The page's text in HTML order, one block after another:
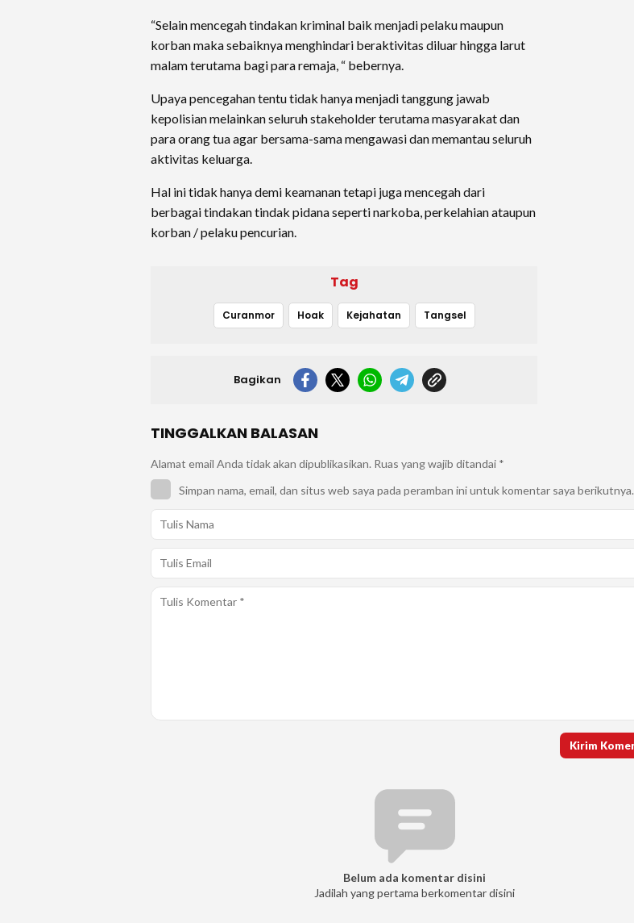
“Selain mencegah tindakan kriminal baik menjadi pelaku maupun
korban maka sebaiknya menghindari beraktivitas diluar hingga larut
malam terutama bagi para remaja, “ bebernya.
Upaya pencegahan tentu tidak hanya menjadi tanggung jawab
kepolisian melainkan seluruh stakeholder terutama masyarakat dan
para orang tua agar bersama-sama mengawasi dan memantau seluruh
aktivitas keluarga.
Hal ini tidak hanya demi keamanan tetapi juga mencegah dari
berbagai tindakan tindak pidana seperti narkoba, perkelahian ataupun
korban / pelaku pencurian.
Tag
Curanmor Hoak Kejahatan Tangsel
Bagikan
TINGGALKAN BALASAN
Alamat email Anda tidak akan dipublikasikan. Ruas yang wajib ditandai *
Simpan nama, email, dan situs web saya pada peramban ini untuk komentar saya berikutnya.
Belum ada komentar disini
Jadilah yang pertama berkomentar disini